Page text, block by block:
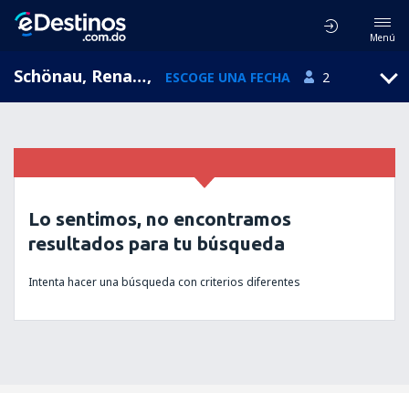
Menú
Schönau, Renania-Palatinado, Alemania, ESCOGE UNA FECHA 2
Lo sentimos, no encontramos
resultados para tu búsqueda
Intenta hacer una búsqueda con criterios diferentes